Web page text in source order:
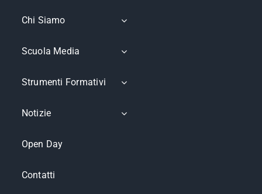
Chi Siamo
Scuola Media
Strumenti Formativi
Notizie
Open Day
Contatti